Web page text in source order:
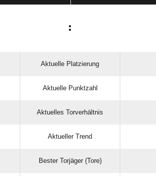
:
Aktuelle Platzierung
Aktuelle Punktzahl
Aktuelles Torverhältnis
Aktueller Trend
Bester Torjäger (Tore)